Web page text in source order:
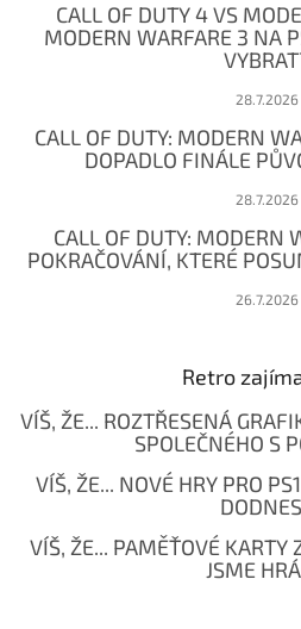
CALL OF DUTY 4 VS
MODERN WARFARE 3 NA
28.7.2026
CALL OF DUTY: MODERN
DOPADLO FINÁLE
28.7.2026
CALL OF DUTY: MODERN
POKRAČOVÁNÍ, KTERÉ
26.7.2026
Retro
VÍŠ, ŽE... ROZTŘESENÁ
SPOLEČNÉHO S
VÍŠ, ŽE... NOVÉ HRY PRO
VÍŠ, ŽE... PAMĚŤOVÉ KARTY
JSME